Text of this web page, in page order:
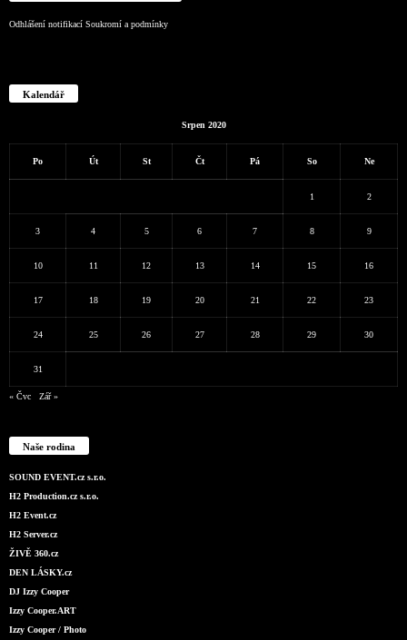
Odhlášení notifikací Soukromí a podmínky
Kalendář
Srpen 2020
Po Út St Čt Pá So Ne
1 2
3 4 5 6 7 8 9
10 11 12 13 14 15 16
17 18 19 20 21 22 23
24 25 26 27 28 29 30
31
« Čvc Zář »
Naše rodina
SOUND EVENT.cz s.r.o.
H2 Production.cz s.r.o.
H2 Event.cz
H2 Server.cz
ŽIVĚ 360.cz
DEN LÁSKY.cz
DJ Izzy Cooper
Izzy Cooper.ART
Izzy Cooper / Photo